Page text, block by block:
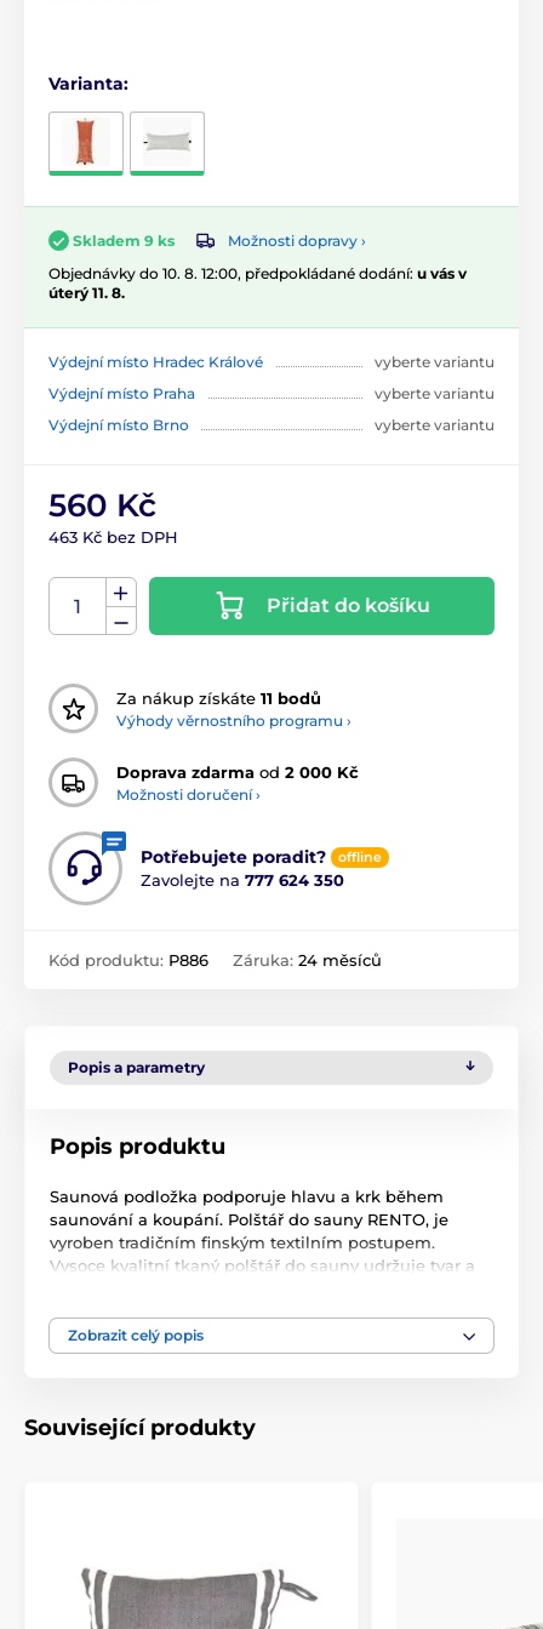
Varianta:
Skladem 9 ks
Možnosti dopravy ›
Objednávky do 10. 8. 12:00, předpokládané dodání: u vás v
úterý 11. 8.
Výdejní místo Hradec Králové
vyberte variantu
Výdejní místo Praha
vyberte variantu
Výdejní místo Brno
vyberte variantu
560 Kč
463 Kč bez DPH
Přidat do košíku
Za nákup získáte 11 bodů
Výhody věrnostního programu ›
Doprava zdarma od 2 000 Kč
Možnosti doručení ›
Potřebujete poradit? offline
Zavolejte na 777 624 350
Kód produktu: P886 Záruka: 24 měsíců
Popis a parametry
Popis produktu
Saunová podložka podporuje hlavu a krk během
saunování a koupání. Polštář do sauny RENTO, je
vyroben tradičním finským textilním postupem.
Vysoce kvalitní tkaný polštář do sauny udržuje tvar a
a rychle schne. Výplň tvoří rychleschnoucí vata. Obal:
100% bavlna Výplň: 100% polyester
Kvalita od finského specialisty na wellness
Zobrazit celý popis
Související produkty